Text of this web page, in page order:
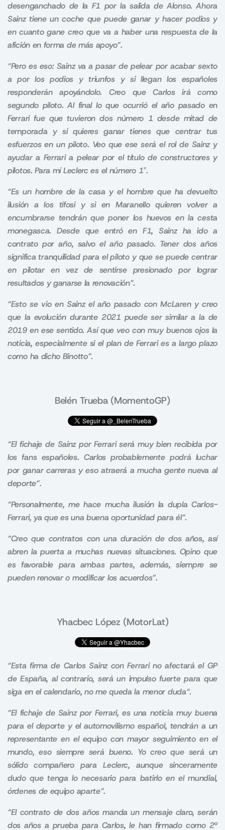
desenganchado de la F1 por la salida de Alonso. Ahora
Sainz tiene un coche que puede ganar y hacer podios y
en cuanto gane creo que va a haber una respuesta de la
afición en forma de más apoyo”.
“Pero es eso: Sainz va a pasar de pelear por acabar sexto
a por los podios y triunfos y si llegan los españoles
responderán apoyándolo. Creo que Carlos irá como
segundo piloto. Al final lo que ocurrió el año pasado en
Ferrari fue que tuvieron dos número 1 desde mitad de
temporada y si quieres ganar tienes que centrar tus
esfuerzos en un piloto. Veo que ese será el rol de Sainz y
ayudar a Ferrari a pelear por el título de constructores y
pilotos. Para mí Leclerc es el número 1″.
“Es un hombre de la casa y el hombre que ha devuelto
ilusión a los tifosi y si en Maranello quieren volver a
encumbrarse tendrán que poner los huevos en la cesta
monegasca.Desde que entró en F1, Sainz ha ido a
contrato por año, salvo el año pasado. Tener dos años
significa tranquilidad para el piloto y que se puede centrar
en pilotar en vez de sentirse presionado por lograr
resultados y ganarse la renovación”.
“Esto se vio en Sainz el año pasado con McLaren y creo
que la evolución durante 2021 puede ser similar a la de
2019 en ese sentido. Así que veo con muy buenos ojos la
noticia, especialmente si el plan de Ferrari es a largo plazo
como ha dicho Binotto”.
Belén Trueba (MomentoGP)
“El fichaje de Sainz por Ferrari será muy bien recibida por
los fans españoles. Carlos probablemente podrá luchar
por ganar carreras y eso atraerá a mucha gente nueva al
deporte”.
“Personalmente, me hace mucha ilusión la dupla Carlos-
Ferrari, ya que es una buena oportunidad para él”.
“Creo que contratos con una duración de dos años, así
abren la puerta a muchas nuevas situaciones. Opino que
es favorable para ambas partes, además, siempre se
pueden renovar o modificar los acuerdos”.
Yhacbec López (MotorLat)
“Esta firma de Carlos Sainz con Ferrari no afectará el GP
de España, al contrario, será un impulso fuerte para que
siga en el calendario, no me queda la menor duda“.
“El fichaje de Sainz por Ferrari, es una noticia muy buena
para el deporte y el automovilismo español, tendrán a un
representante en el equipo con mayor seguimiento en el
mundo, eso siempre será bueno. Yo creo que será un
sólido compañero para Leclerc, aunque sinceramente
dudo que tenga lo necesario para batirlo en el mundial,
órdenes de equipo aparte”.
“El contrato de dos años manda un mensaje claro, serán
dos años a prueba para Carlos, le han firmado como 2º